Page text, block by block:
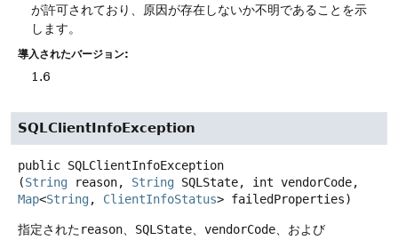
が許可されており、原因が存在しないか不明であることを示
します。
導入されたバージョン:
1.6
SQLClientInfoException
public SQLClientInfoException
(String reason, String
Map<String, ClientInfoStatus> failedProperties)
指定されたreason、 SQLState、 vendorCode、および